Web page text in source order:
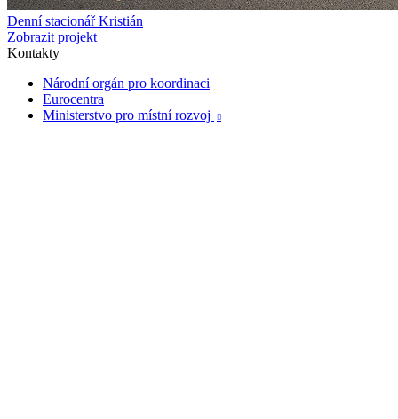
Denní stacionář Kristián
Zobrazit projekt
Kontakty
Národní orgán pro koordinaci
Eurocentra
Ministerstvo pro místní rozvoj
